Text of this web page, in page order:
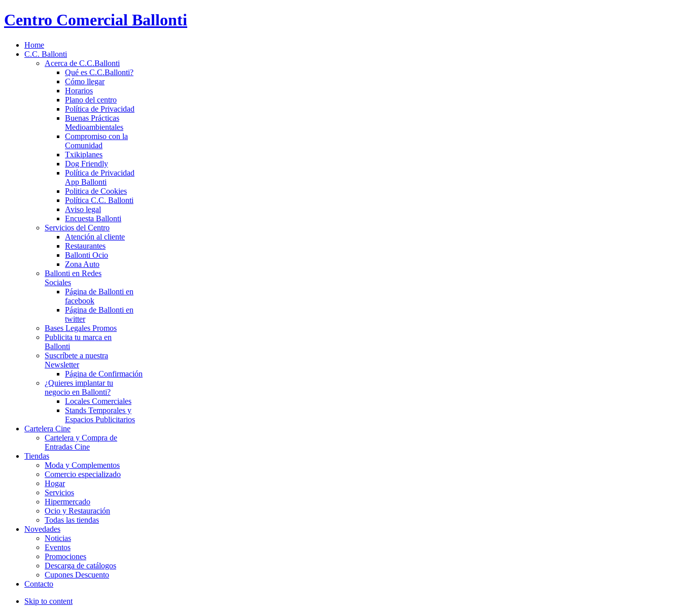
Centro Comercial Ballonti
Home
C.C. Ballonti
Acerca de C.C.Ballonti
Qué es C.C.Ballonti?
Cómo llegar
Horarios
Plano del centro
Política de Privacidad
Buenas Prácticas
Medioambientales
Compromiso con la
Comunidad
Txikiplanes
Dog Friendly
Política de Privacidad
App Ballonti
Politica de Cookies
Política C.C. Ballonti
Aviso legal
Encuesta Ballonti
Servicios del Centro
Atención al cliente
Restaurantes
Ballonti Ocio
Zona Auto
Ballonti en Redes
Sociales
Página de Ballonti en
facebook
Página de Ballonti en
twitter
Bases Legales Promos
Publicita tu marca en
Ballonti
Suscríbete a nuestra
Newsletter
Página de Confirmación
¿Quieres implantar tu
negocio en Ballonti?
Locales Comerciales
Stands Temporales y
Espacios Publicitarios
Cartelera Cine
Cartelera y Compra de
Entradas Cine
Tiendas
Moda y Complementos
Comercio especializado
Hogar
Servicios
Hipermercado
Ocio y Restauración
Todas las tiendas
Novedades
Noticias
Eventos
Promociones
Descarga de catálogos
Cupones Descuento
Contacto
Skip to content